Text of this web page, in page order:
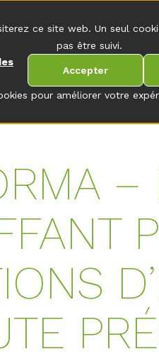
pour améliorer votre
ce site web. Un seul
pas être suivi.
Accepter
–